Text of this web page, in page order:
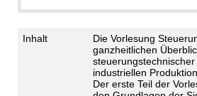
Inhalt
Die Vorlesung
ganzheitlichen
industriellen Produktion.
Der erste Teil der